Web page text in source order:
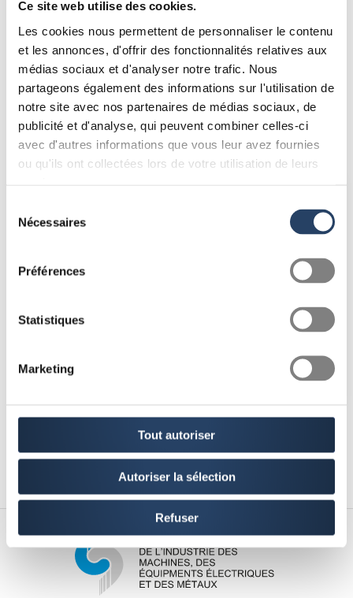
Ce site web utilise des cookies.
Les cookies nous permettent de personnaliser le contenu
et les annonces, d'offrir des fonctionnalités relatives aux
médias sociaux et d'analyser notre trafic. Nous
partageons également des informations sur l'utilisation de
notre site avec nos partenaires de médias sociaux, de
publicité et d'analyse, qui peuvent combiner celles-ci
avec d'autres informations que vous leur avez fournies
ou qu'ils ont collectées lors de votre utilisation de leurs
Nécessaires
Préférences
Statistiques
Marketing
Tout autoriser
Autoriser la sélection
Refuser
actuel détaillé des chiffres et des faits